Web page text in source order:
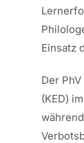
Einsatz
Der
(KED)